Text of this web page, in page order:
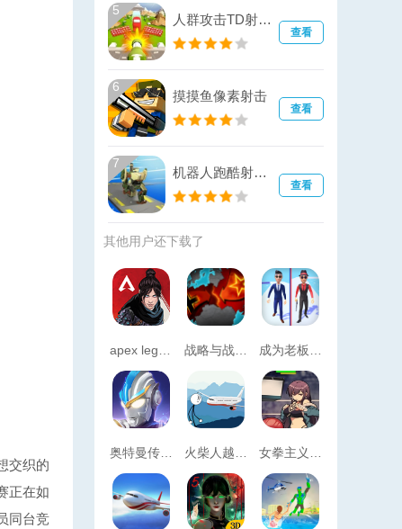
交织的
正在如
同台竞
5
人群攻击TD射击战(Imposter Crowd Attack)
查看
6
摸摸鱼像素射击
查看
7
机器人跑酷射击(Robo Run)
查看
其他用户还下载了